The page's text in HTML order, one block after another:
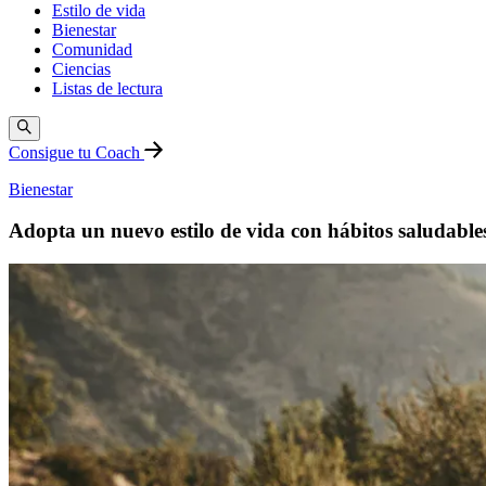
Estilo de vida
Bienestar
Comunidad
Ciencias
Listas de lectura
Consigue tu Coach
Bienestar
Adopta un nuevo estilo de vida con hábitos